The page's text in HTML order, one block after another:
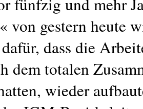
von gestern heute
dass die
dem totalen
wieder